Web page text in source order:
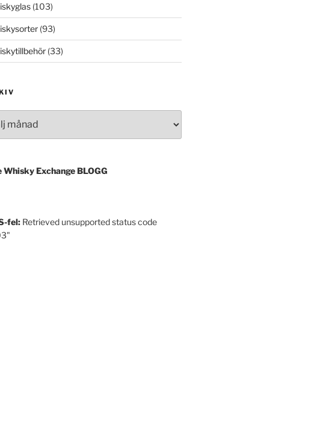
(103)
(93)
(33)
Whisky Exchange BLOGG
fel:Retrieved unsupported status code